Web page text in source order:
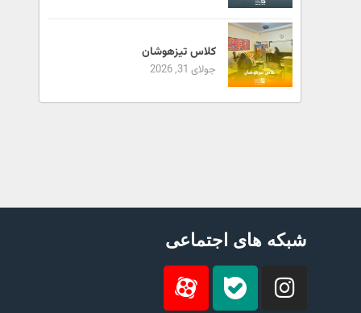
کلاس تیزهوشان
جولای 31, 2026
شبکه های اجتماعی